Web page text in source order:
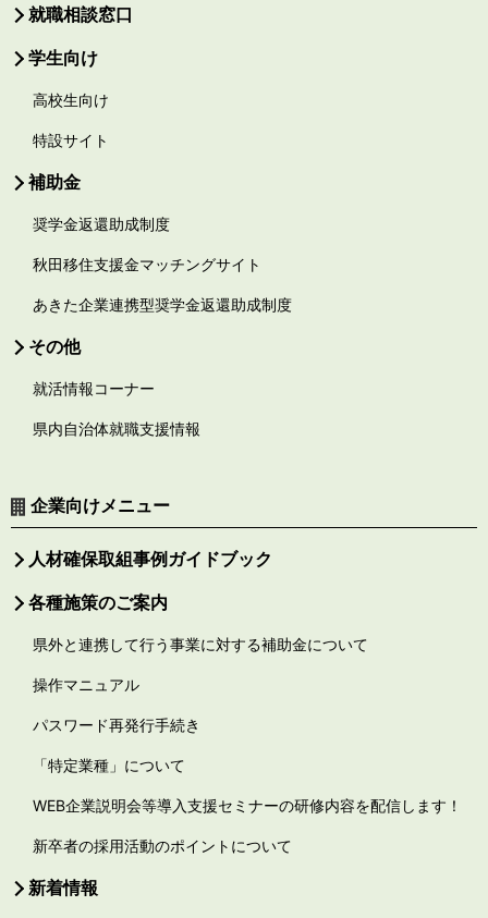
就職相談窓口
学生向け
高校生向け
特設サイト
補助金
奨学金返還助成制度
秋田移住支援金マッチングサイト
あきた企業連携型奨学金返還助成制度
その他
就活情報コーナー
県内自治体就職支援情報
企業向けメニュー
人材確保取組事例ガイドブック
各種施策のご案内
県外と連携して行う事業に対する補助金について
操作マニュアル
パスワード再発行手続き
「特定業種」について
WEB企業説明会等導入支援セミナーの研修内容を配信します！
新卒者の採用活動のポイントについて
新着情報